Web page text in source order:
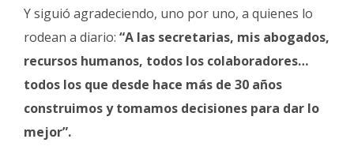
Y siguió agradeciendo, uno por uno, a quienes lo
rodean a diario: “A las secretarias, mis abogados,
recursos humanos, todos los colaboradores…
todos los que desde hace más de 30 años
construimos y tomamos decisiones para dar lo
mejor”.